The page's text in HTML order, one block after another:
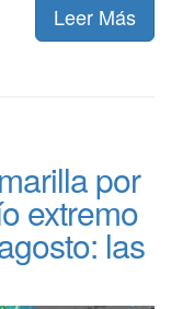
Leer Más
por
extremo
las